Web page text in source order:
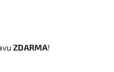
ZDARMA!